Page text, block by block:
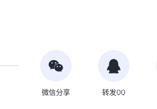
微信分享 转发QQ